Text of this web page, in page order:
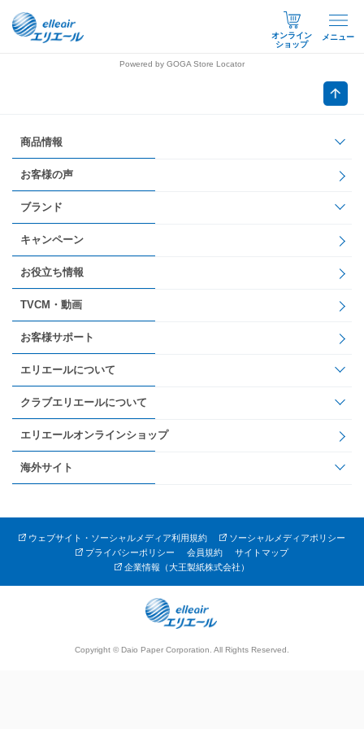
オンライン
ショップ
メニュー
Powered by GOGA Store Locator
商品情報
お客様の声
ブランド
キャンペーン
お役立ち情報
TVCM・動画
お客様サポート
エリエールについて
クラブエリエールについて
エリエールオンラインショップ
海外サイト
ウェブサイト・ソーシャルメディア利用規約
ソーシャルメディアポリシー
プライバシーポリシー
会員規約
サイトマップ
企業情報（大王製紙株式会社）
Copyright © Daio Paper Corporation. All Rights Reserved.